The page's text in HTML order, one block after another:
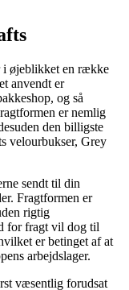
i øjeblikket en række
anvendt er
og så
er nemlig
den billigste
velourbukser, Grey
sendt til din
Fragtformen er
rigtig
for fragt vil dog til
er betinget af at
arbejdslager.
væsentlig forudsat